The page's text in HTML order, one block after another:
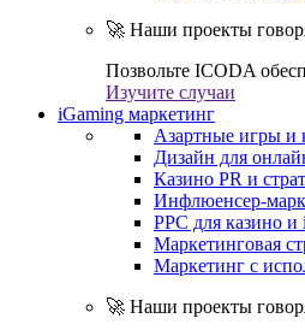
🚀 Наши проекты
Позвольте ICODA
Изучите случаи
iGaming маркетинг
Азартные игры и
Дизайн для
Казино PR и
Инфлюенсер-
PPC для казино
Маркетинговая
Маркетинг с
🚀 Наши проекты